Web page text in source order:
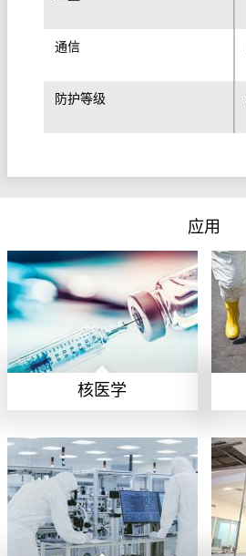
通信
防护等级
通信
防护等级
应用
核医学